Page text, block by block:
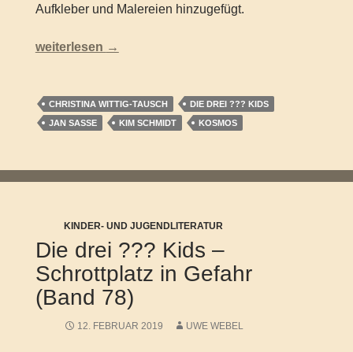
Aufkleber und Malereien hinzugefügt.
Die drei ??? Kids – Meine Freunde (Sonderband)
weiterlesen →
CHRISTINA WITTIG-TAUSCH
DIE DREI ??? KIDS
JAN SASSE
KIM SCHMIDT KOSMOS
KINDER- UND JUGENDLITERATUR
Die drei ??? Kids –
Schrottplatz in Gefahr
(Band 78)
12. FEBRUAR 2019 UWE WEBEL